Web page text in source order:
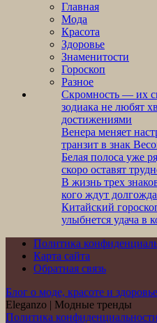
Главная
Мода
Красота
Здоровье
Знаменитости
Гороскоп
Разное
Скромность — их
зодиака не любят
достижениями
Венера меняет
транзит в знак
Белая полоса уже
скоро оставят
В жизнь трех
кого ждут
Китайский
улыбнется удача в
Политика
Карта сайта
Обратная связь
Блог о моде, красоте и
Eleganzo | Модные тренды
Политика конфиденциальности